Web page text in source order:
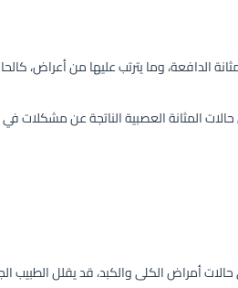
الدافعة، وما يترتب عليها من أعراض،
المثانة العصبية الناتجة عن مشكلات في